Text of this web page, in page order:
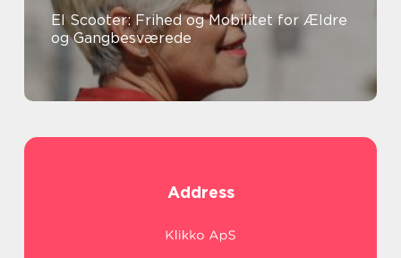
El Scooter: Frihed og Mobilitet for Ældre
og Gangbesværede
Address